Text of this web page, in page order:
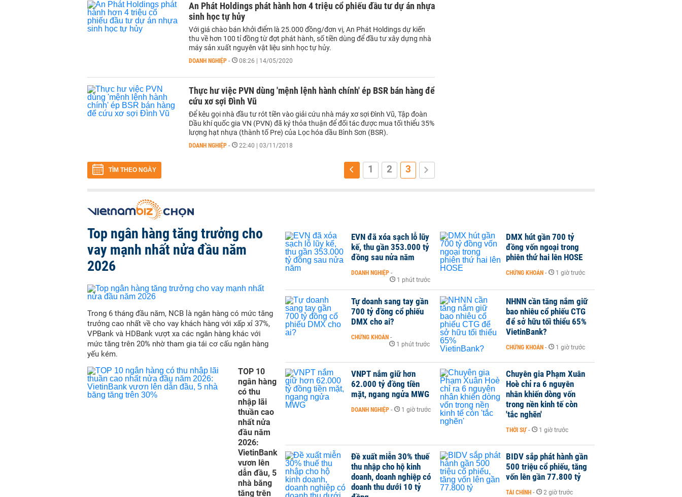
An Phát Holdings phát hành hơn 4 triệu cổ phiếu đầu tư dự án nhựa
sinh học tự hủy
Với giá chào bán khởi điểm là 25.000 đồng/đơn vị, An Phát Holdings dự kiến
thu về hơn 100 tỉ đồng từ đợt phát hành, số tiền dùng để đầu tư xây dựng nhà
máy sản xuất nguyên vật liệu sinh học tự hủy.
DOANH NGHIỆP - 08:26 | 14/05/2020
Thực hư việc PVN dùng 'mệnh lệnh hành chính' ép BSR bán hàng để
cứu xơ sợi Đình Vũ
Để kêu gọi nhà đầu tư rót tiền vào giải cứu nhà máy xơ sợi Đình Vũ, Tập đoàn
Dầu khí quốc gia VN (PVN) đã ký thỏa thuận để đối tác được mua tối thiểu 35%
lượng hạt nhựa (thành tố Pre) của Lọc hóa dầu Bình Sơn (BSR).
DOANH NGHIỆP - 22:40 | 03/11/2018
TÌM THEO NGÀY 1 2 3
Top ngân hàng tăng trưởng cho
vay mạnh nhất nửa đầu năm
2026
Trong 6 tháng đầu năm, NCB là ngân hàng có mức tăng
trưởng cao nhất về cho vay khách hàng với xấp xỉ 37%,
VPBank và HDBank vượt xa các ngân hàng khác với
mức tăng trên 20% nhờ tham gia tái cơ cấu ngân hàng
yếu kém.
TOP 10
ngân hàng
có thu
nhập lãi
thuần cao
nhất nửa
đầu năm
2026:
VietinBank
vươn lên
dẫn đầu, 5
nhà băng
tăng trên
EVN đã xóa sạch lỗ lũy
kế, thu gần 353.000 tỷ
đồng sau nửa năm
DOANH NGHIỆP -
1 phút trước
DMX hút gần 700 tỷ
đồng vốn ngoại trong
phiên thứ hai lên HOSE
CHỨNG KHOÁN - 1 giờ trước
Tự doanh sang tay gần
700 tỷ đồng cổ phiếu
DMX cho ai?
CHỨNG KHOÁN -
1 phút trước
NHNN cần tăng nắm giữ
bao nhiêu cổ phiếu CTG
để sở hữu tối thiểu 65%
VietinBank?
CHỨNG KHOÁN - 1 giờ trước
VNPT nắm giữ hơn
62.000 tỷ đồng tiền
mặt, ngang ngửa MWG
DOANH NGHIỆP - 1 giờ trước
Chuyên gia Phạm Xuân
Hoè chỉ ra 6 nguyên
nhân khiến dòng vốn
trong nền kinh tế còn
'tắc nghẽn'
THỜI SỰ - 1 giờ trước
Đề xuất miễn 30% thuế
thu nhập cho hộ kinh
doanh, doanh nghiệp có
doanh thu dưới 10 tỷ
BIDV sắp phát hành gần
500 triệu cổ phiếu, tăng
vốn lên gần 77.800 tỷ
TÀI CHÍNH - 2 giờ trước